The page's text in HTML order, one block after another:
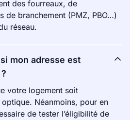
des fourreaux, de
de branchement (PMZ, PBO…)
réseau.
mon adresse est
votre logement soit
Néanmoins, pour en
de tester l’éligibilité de